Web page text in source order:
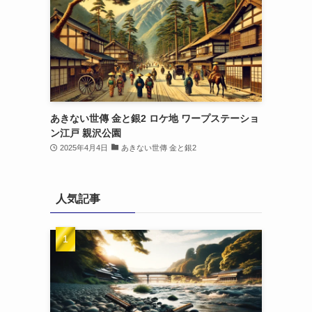
あきない世傳 金と銀2 ロケ地 ワープステーショ
ン江戸 親沢公園
2025年4月4日 あきない世傳 金と銀2
人気記事